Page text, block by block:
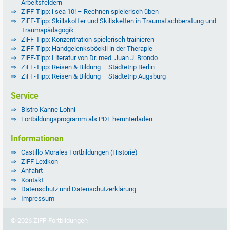
Arbeitsfeldern
ZiFF-Tipp: i sea 10! – Rechnen spielerisch üben
ZiFF-Tipp: Skillskoffer und Skillsketten in Traumafachberatung und
Traumapädagogik
ZiFF-Tipp: Konzentration spielerisch trainieren
ZiFF-Tipp: Handgelenksböckli in der Therapie
ZiFF-Tipp: Literatur von Dr. med. Juan J. Brondo
ZiFF-Tipp: Reisen & Bildung – Städtetrip Berlin
ZiFF-Tipp: Reisen & Bildung – Städtetrip Augsburg
Service
Bistro Kanne Lohni
Fortbildungsprogramm als PDF herunterladen
Informationen
Castillo Morales Fortbildungen (Historie)
ZiFF Lexikon
Anfahrt
Kontakt
Datenschutz und Datenschutzerklärung
Impressum
© 2026 ZiFF-Fortbildungen